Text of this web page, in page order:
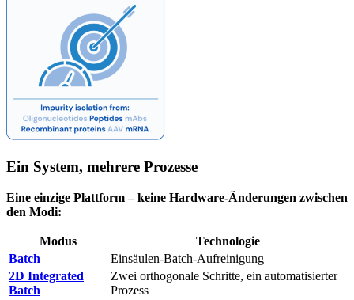
Ein System, mehrere Prozesse
Eine einzige Plattform – keine Hardware-Änderungen zwischen
den Modi:
Modus
Technologie
Batch
Einsäulen-Batch-Aufreinigung
2D Integrated
Batch
Zwei orthogonale Schritte, ein automatisierter
Prozess